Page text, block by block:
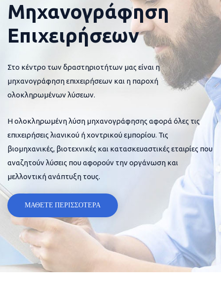
Μηχανογράφηση
Επιχειρήσεων
Στο κέντρο των δραστηριοτήτων μας είναι η
μηχανογράφηση επιχειρήσεων και η παροχή
ολοκληρωμένων λύσεων.
Η ολοκληρωμένη λύση μηχανογράφησης αφορά όλες τις
επιχειρήσεις λιανικού ή χοντρικού εμπορίου. Τις
βιομηχανικές, βιοτεχνικές και κατασκευαστικές εταιρίες που
αναζητούν λύσεις που αφορούν την οργάνωση και
μελλοντική ανάπτυξη τους.
ΜΑΘΕΤΕ ΠΕΡΙΣΣΟΤΕΡΑ